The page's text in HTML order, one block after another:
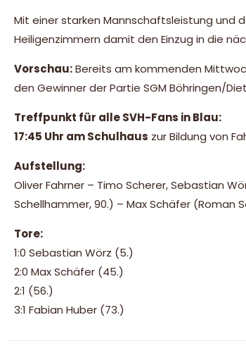
Mit einer starken Mannschaftsleistung und
Heiligenzimmern damit den Einzug in die
Vorschau:Bereits am kommenden
den Gewinner der Partie SGM Böhringen/
Treffpunkt für alle SVH-Fans in Blau:
17:45 Uhr am Schulhaus zur Bildung von
Aufstellung:
Oliver Fahrner – Timo Scherer, Sebastian
Schellhammer, 90.) – Max Schäfer (Roman
Tore:
1:0 Sebastian Wörz (5.)
2:0 Max Schäfer (45.)
2:1 (56.)
3:1 Fabian Huber (73.)